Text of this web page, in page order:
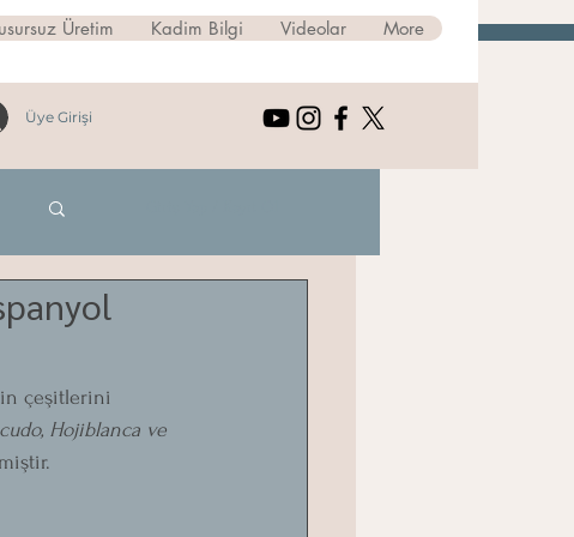
Üretim Kadim Bilgi Videolar More
Üye Girişi
çeşitlerini
Hojiblanca ve